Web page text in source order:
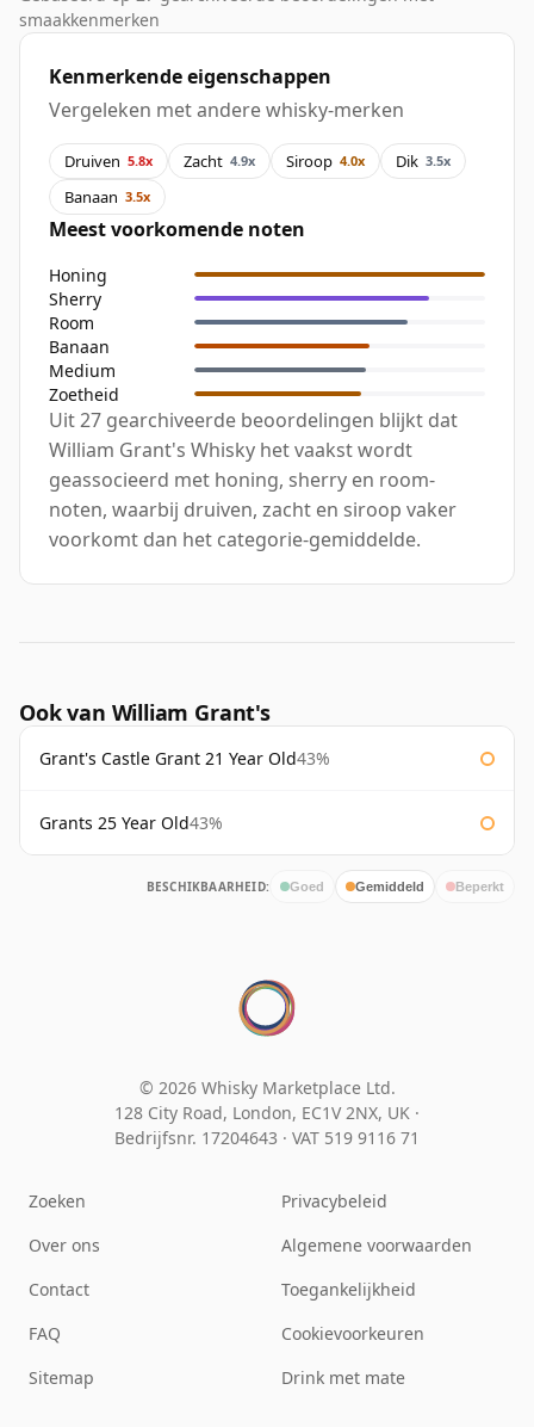
smaakkenmerken
Kenmerkende eigenschappen
Vergeleken met andere whisky-merken
Druiven 5.8x Zacht 4.9x Siroop 4.0x Dik 3.5x
Banaan 3.5x
Meest voorkomende noten
Honing
Sherry
Room
Banaan
Medium
Zoetheid
Uit 27 gearchiveerde beoordelingen blijkt dat
William Grant's Whisky het vaakst wordt
geassocieerd met honing, sherry en room-
noten, waarbij druiven, zacht en siroop vaker
voorkomt dan het categorie-gemiddelde.
Ook van William Grant's
Grant's Castle Grant 21 Year Old43%
Grants 25 Year Old43%
BESCHIKBAARHEID: Goed Gemiddeld Beperkt
© 2026 Whisky Marketplace Ltd.
128 City Road, London, EC1V 2NX, UK ·
Bedrijfsnr. 17204643 · VAT 519 9116 71
Zoeken
Over ons
Contact
FAQ
Sitemap
Privacybeleid
Algemene voorwaarden
Toegankelijkheid
Cookievoorkeuren
Drink met mate